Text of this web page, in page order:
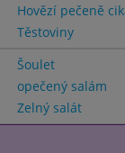
Hovězí pečeně
Těstoviny
Šoulet
opečený salám
Zelný salát